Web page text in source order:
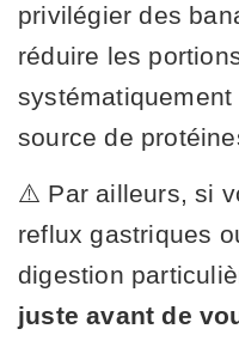
privilégier des
réduire les
source de
⚠️ Par ailleurs, si
reflux gastriques
digestion
juste avant de